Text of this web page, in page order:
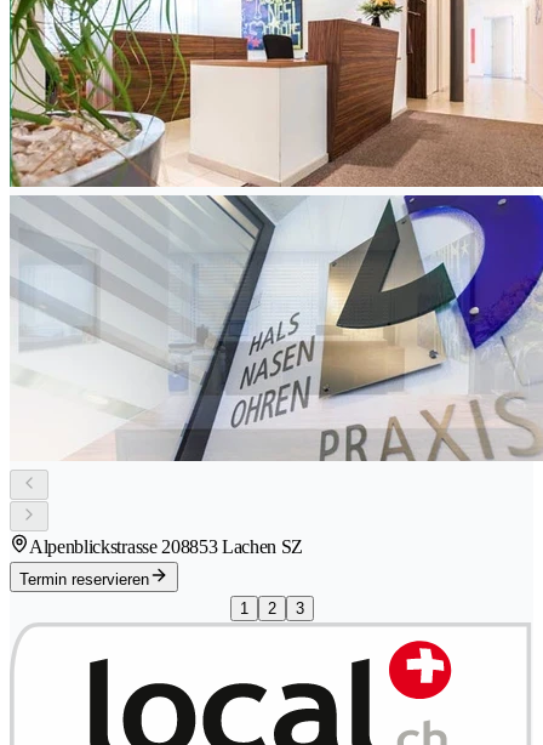
Alpenblickstrasse 208853 Lachen SZ
Termin reservieren
1
2 3